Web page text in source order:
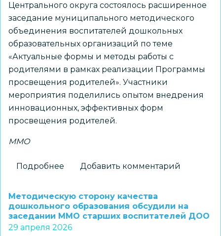
Центрального округа состоялось расширенное
заседание муниципального методического
объединения воспитателей дошкольных
образовательных организаций по теме
«Актуальные формы и методы работы с
родителями в рамках реализации Программы
просвещения родителей». Участники
мероприятия поделились опытом внедрения
инновационных, эффективных форм
просвещения родителей.
ММО
Подробнее
образовательных
организаций
представили
Добавить комментарий
Методическую сторону качества
дошкольного образования обсудили на
заседании ММО старших воспитателей ДОО
29 апреля 2026